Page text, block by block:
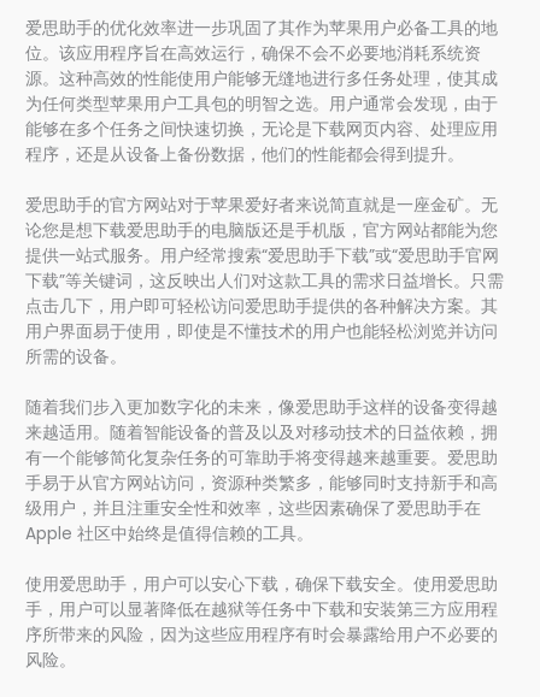
爱思助手的优化效率进一步巩固了其作为苹果用户必备工具的地
位。该应用程序旨在高效运行，确保不会不必要地消耗系统资
源。这种高效的性能使用户能够无缝地进行多任务处理，使其成
为任何类型苹果用户工具包的明智之选。用户通常会发现，由于
能够在多个任务之间快速切换，无论是下载网页内容、处理应用
程序，还是从设备上备份数据，他们的性能都会得到提升。
爱思助手的官方网站对于苹果爱好者来说简直就是一座金矿。无
论您是想下载爱思助手的电脑版还是手机版，官方网站都能为您
提供一站式服务。用户经常搜索“爱思助手下载”或“爱思助手官网
下载”等关键词，这反映出人们对这款工具的需求日益增长。只需
点击几下，用户即可轻松访问爱思助手提供的各种解决方案。其
用户界面易于使用，即使是不懂技术的用户也能轻松浏览并访问
所需的设备。
随着我们步入更加数字化的未来，像爱思助手这样的设备变得越
来越适用。随着智能设备的普及以及对移动技术的日益依赖，拥
有一个能够简化复杂任务的可靠助手将变得越来越重要。爱思助
手易于从官方网站访问，资源种类繁多，能够同时支持新手和高
级用户，并且注重安全性和效率，这些因素确保了爱思助手在
Apple 社区中始终是值得信赖的工具。
使用爱思助手，用户可以安心下载，确保下载安全。使用爱思助
手，用户可以显著降低在越狱等任务中下载和安装第三方应用程
序所带来的风险，因为这些应用程序有时会暴露给用户不必要的
风险。